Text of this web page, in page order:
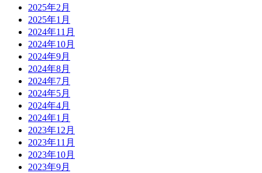
2025年2月
2025年1月
2024年11月
2024年10月
2024年9月
2024年8月
2024年7月
2024年5月
2024年4月
2024年1月
2023年12月
2023年11月
2023年10月
2023年9月